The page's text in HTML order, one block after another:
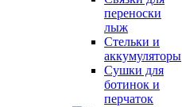
переноски
лыж
Стельки и
аккумуляторы
Сушки для
ботинок и
перчаток